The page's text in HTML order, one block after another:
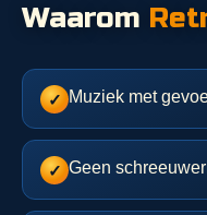
Waarom
✓ Muziek met
✓ Geen